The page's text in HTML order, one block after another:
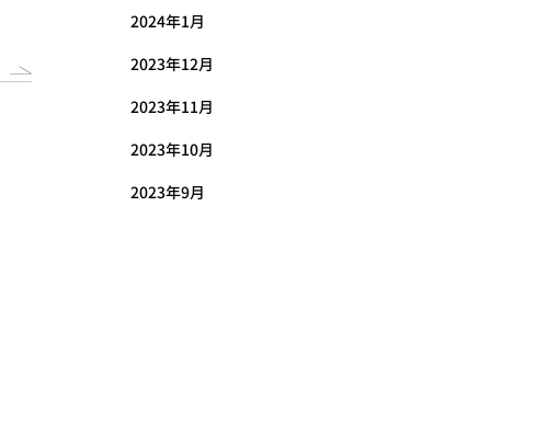
2024年1月
2023年12月
2023年11月
2023年10月
2023年9月